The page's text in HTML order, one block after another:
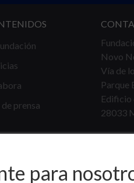
para
de prensa
Novo
Vía de
Parque
Edificio
28033